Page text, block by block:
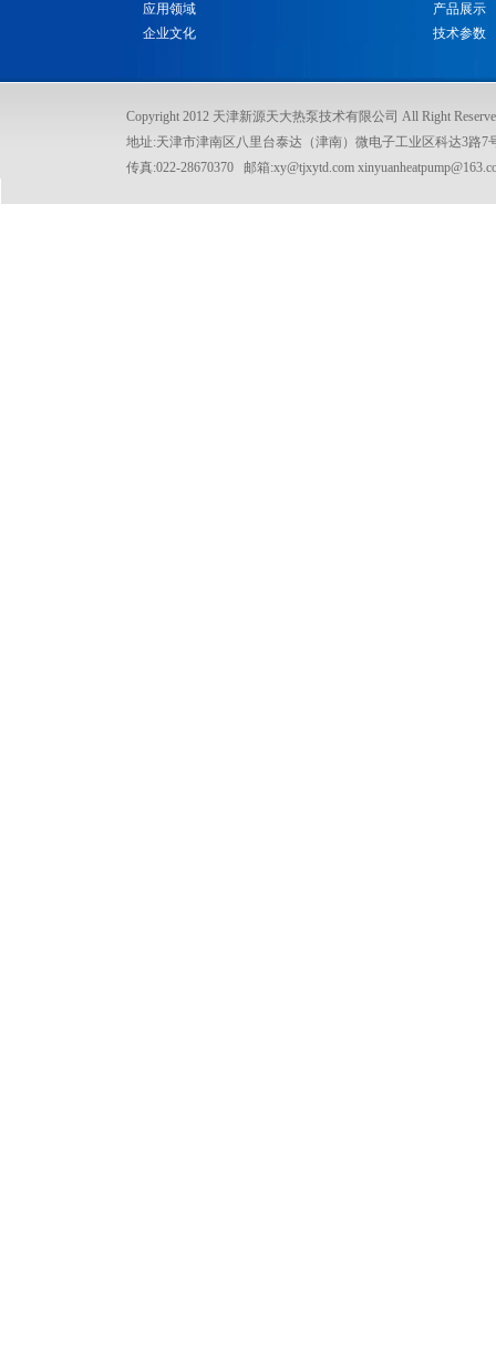
应用领域
企业文化
产品展示
技术参数
Copyright 2012 天津新源天大热泵技术有限公司 All Right
地址:天津市津南区八里台泰达（津南）微电子工业区科达3路7
传真:022-28670370 邮箱:xy@tjxytd.com